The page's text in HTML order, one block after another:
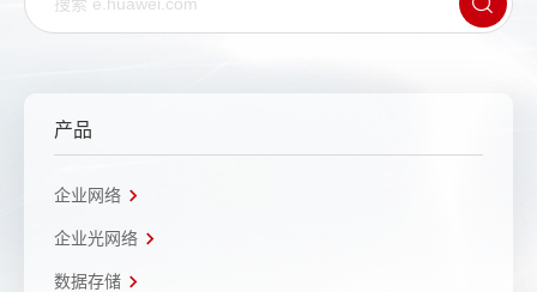
产品
企业网络
企业光网络
数据存储